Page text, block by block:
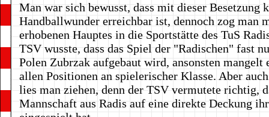
Man war sich bewusst, dass mit dieser Besetzung
Handballwunder erreichbar ist, dennoch zog man
erhobenen Hauptes in die Sportstätte des TuS
TSV wusste, dass das Spiel der "Radischen" fast
Polen Zubrzak aufgebaut wird, ansonsten mangelt
allen Positionen an spielerischer Klasse. Aber
lies man ziehen, denn der TSV vermutete richtig,
Mannschaft aus Radis auf eine direkte Deckung